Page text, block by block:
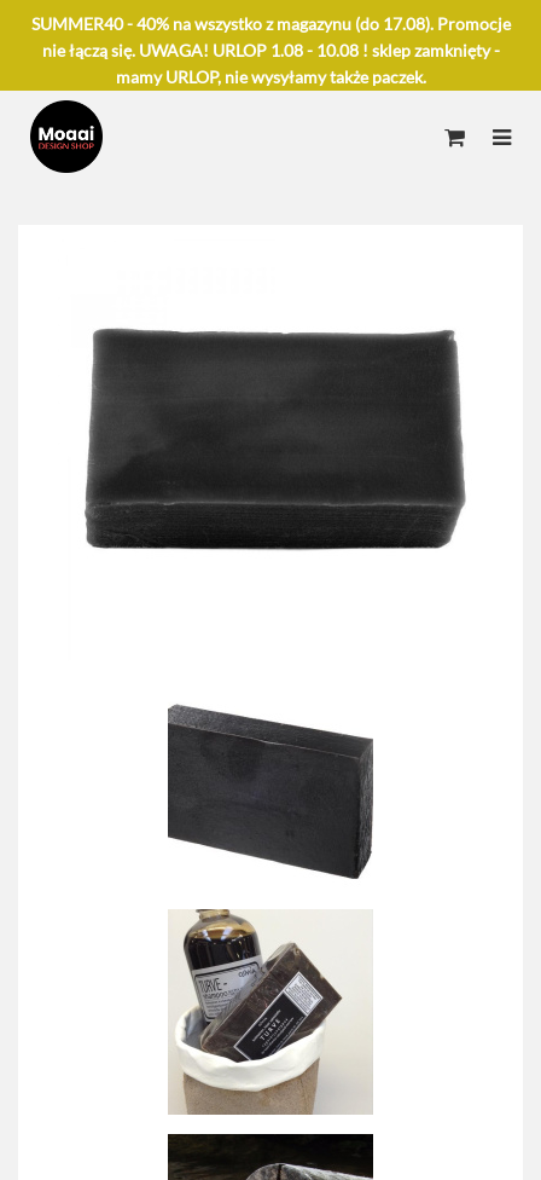
SUMMER40 - 40% na wszystko z magazynu (do 17.08). Promocje
nie łączą się. UWAGA! URLOP 1.08 - 10.08 ! sklep zamknięty -
mamy URLOP, nie wysyłamy także paczek.